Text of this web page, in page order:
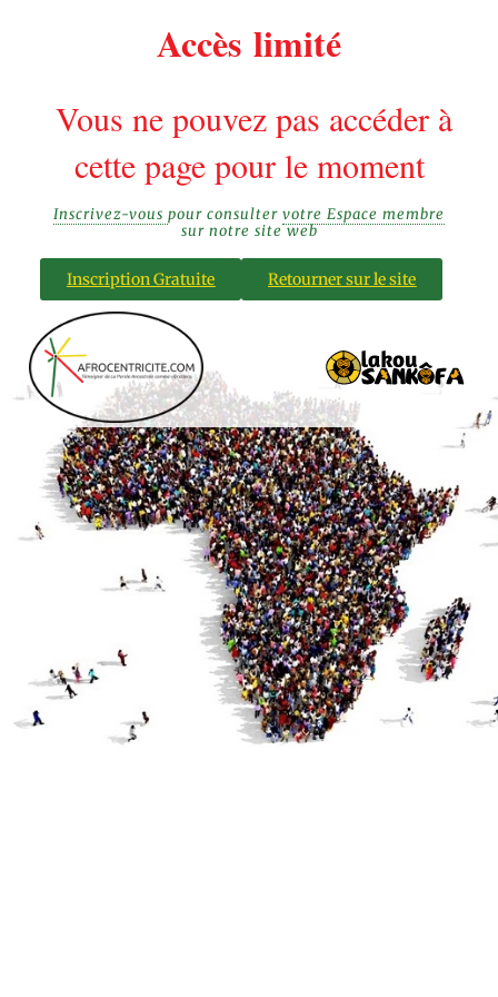
Accès limité
Vous ne pouvez pas accéder à
cette page pour le moment
Inscrivez-vous pour consulter votre Espace membre
sur notre site web
Inscription Gratuite Retourner sur le site